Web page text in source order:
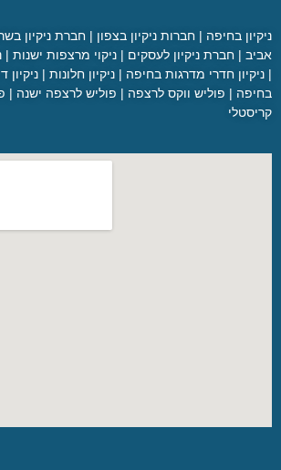
בחיפה|חברות ניקיון בצפון|חברת ניקיון בשרון
|חברת ניקיון לעסקים|ניקוי מרצפות ישנות|
חדרי מדרגות בחיפה|ניקיון חלונות|ניקיון
|פוליש ווקס לרצפה|פוליש לרצפה ישנה|